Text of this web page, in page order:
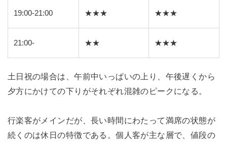
19:00-21:00 ★★★ ★★★
21:00- ★★ ★★★
土日祝の場合は、午前中いっぱいの上り、午後遅くから
夕方にかけての下りがそれぞれ混雑のピークになる。
行楽客がメインだが、長い時間にわたって満席の状態が
続くのは休日の特徴である。個人客が主な層で、値段の